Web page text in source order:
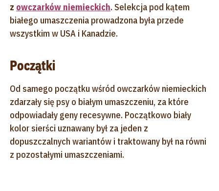
z owczarków niemieckich. Selekcja pod kątem
białego umaszczenia prowadzona była przede
wszystkim w USA i Kanadzie.
Początki
Od samego początku wśród owczarków niemieckich
zdarzały się psy o białym umaszczeniu, za które
odpowiadały geny recesywne. Początkowo biały
kolor sierści uznawany był za jeden z
dopuszczalnych wariantów i traktowany był na równi
z pozostałymi umaszczeniami.